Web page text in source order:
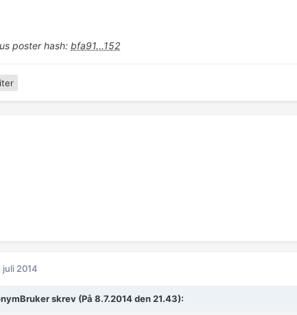
poster hash: bfa91...152
juli 2014
skrev (På 8.7.2014 den 21.43):